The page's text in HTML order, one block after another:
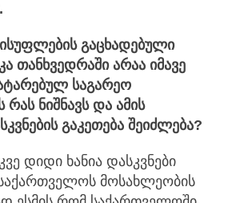
გაცხადებული
თანხვედრაში არაა იმავე
საგარეო
ნიშნავს და ამის
გაკეთება შეიძლება?
დიდი ხანია დასკვნები
მოსახლეობის